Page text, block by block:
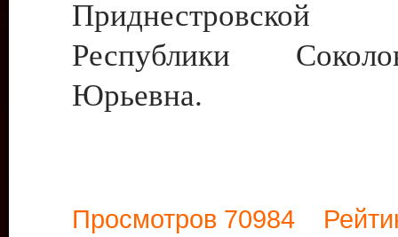
Приднестровской
Республики
Юрьевна.
Просмотров 70984